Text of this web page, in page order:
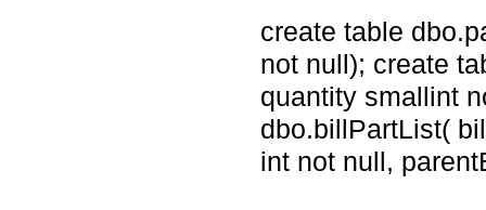
create table
not null); create
quantity smallint
dbo.billPartList(
int not null,